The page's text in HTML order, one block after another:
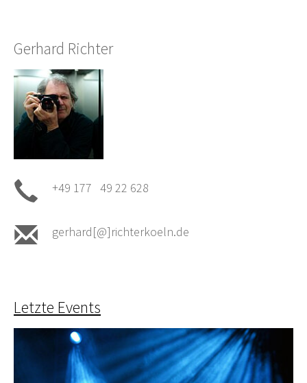
Gerhard Richter
+49 177 49 22 628
gerhard[@]richterkoeln.de
Letzte Events